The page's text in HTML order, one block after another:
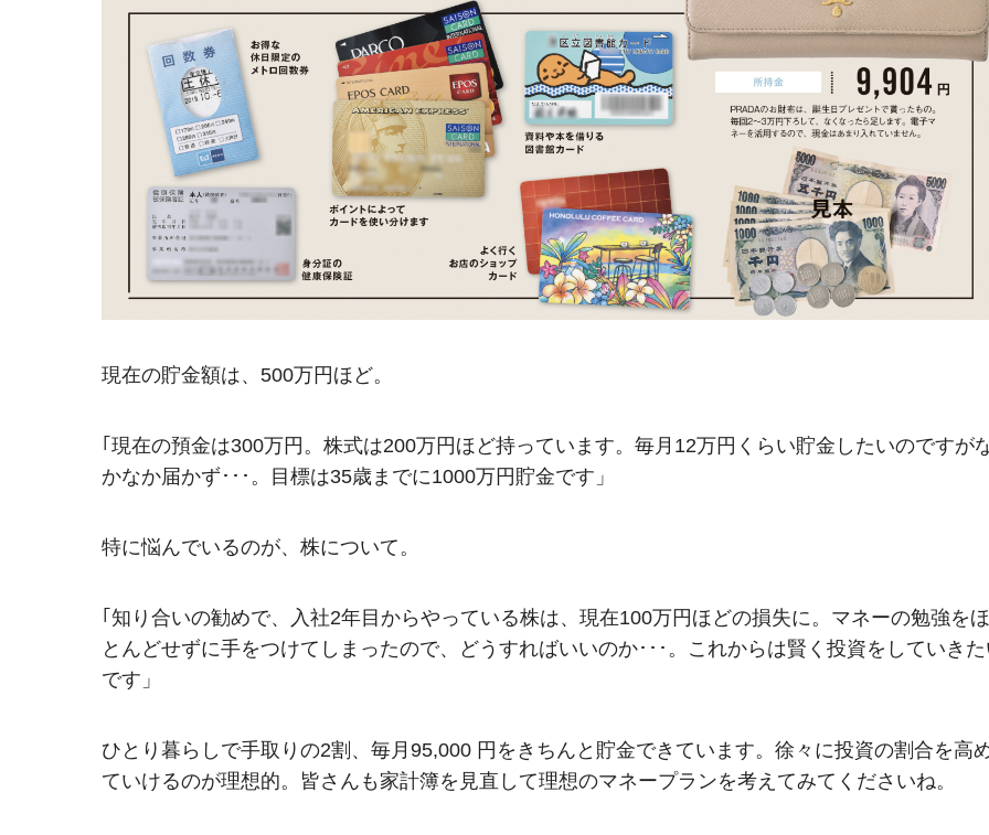
現在の貯金額は、500万円ほど。
｢現在の預金は300万円。株式は200万円ほど持っています。毎月12万円くらい貯金したいのですが
かなか届かず･･･。目標は35歳までに1000万円貯金です」
特に悩んでいるのが、株について。
｢知り合いの勧めで、入社2年目からやっている株は、現在100万円ほどの損失に。マネーの勉強をほ
とんどせずに手をつけてしまったので、どうすればいいのか･･･。これからは賢く投資をしていき
です」
ひとり暮らしで手取りの2割、毎月95,000 円をきちんと貯金できています。徐々に投資の割合を高
ていけるのが理想的。皆さんも家計簿を見直して理想のマネープランを考えてみてくださいね。